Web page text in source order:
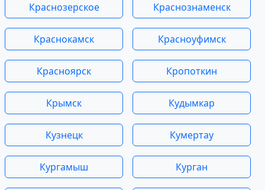
Краснозерское Краснознаменск
Краснокамск Красноуфимск
Красноярск Кропоткин
Крымск Кудымкар
Кузнецк Кумертау
Кургамыш Курган